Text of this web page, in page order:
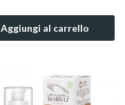
Aggiungi al carrello